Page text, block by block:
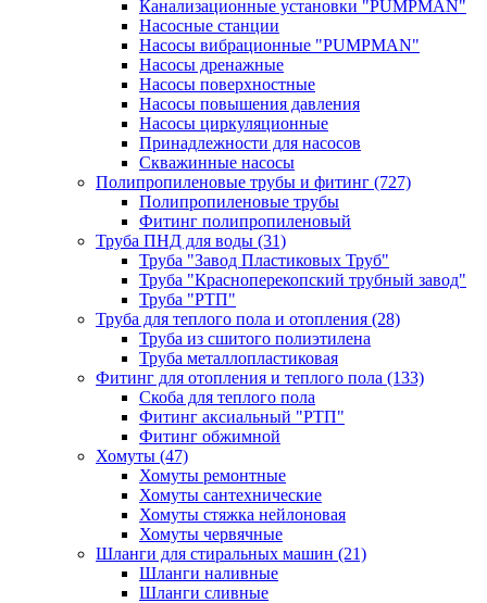
Канализационные установки "PUMPMAN"
Насосные станции
Насосы вибрационные "PUMPMAN"
Насосы дренажные
Насосы поверхностные
Насосы повышения давления
Насосы циркуляционные
Принадлежности для насосов
Скважинные насосы
Полипропиленовые трубы и фитинг (727)
Полипропиленовые трубы
Фитинг полипропиленовый
Труба ПНД для воды (31)
Труба "Завод Пластиковых Труб"
Труба "Красноперекопский трубный завод"
Труба "РТП"
Труба для теплого пола и отопления (28)
Труба из сшитого полиэтилена
Труба металлопластиковая
Фитинг для отопления и теплого пола (133)
Скоба для теплого пола
Фитинг аксиальный "РТП"
Фитинг обжимной
Хомуты (47)
Хомуты ремонтные
Хомуты сантехнические
Хомуты стяжка нейлоновая
Хомуты червячные
Шланги для стиральных машин (21)
Шланги наливные
Шланги сливные